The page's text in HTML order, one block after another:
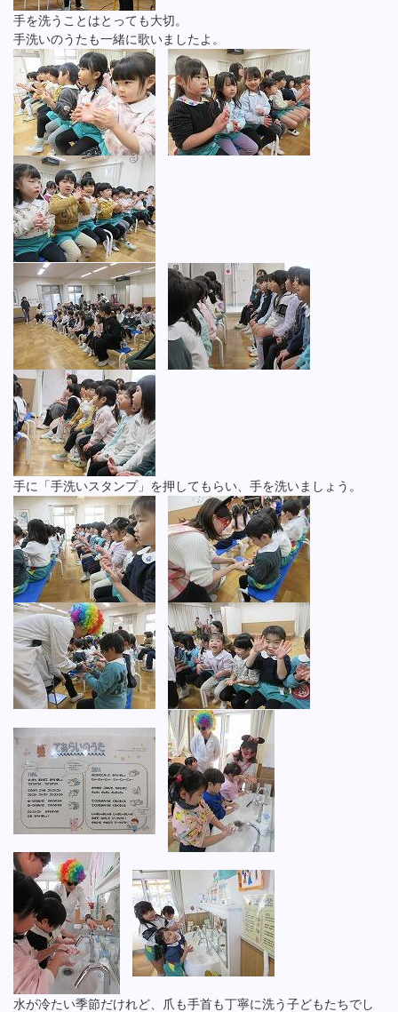
手を洗うことはとっても大切。
手洗いのうたも一緒に歌いましたよ。
手に「手洗いスタンプ」を押してもらい、手を洗いましょう。
水が冷たい季節だけれど、爪も手首も丁寧に洗う子どもたちでし